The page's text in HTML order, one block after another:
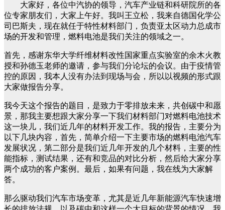
大家好，各位中汽协的领导，汽车产业链和科研院所的各
位专家朋友们，大家上午好。我叫王立松，我来自德国化学公
司巴斯夫，现在就任于特性材料部门，负责亚太区动力总成市
场的开发和管理，燃料电池是我们关注的领域之一。
首先，感谢东华大学纤维材料改性国家重点实验室的余木火教
授和孙德玉老师的邀请，参与我们分论坛的会议。由于疫情管
控的原因，我本人没有办法到现场与会，所以以视频的形式跟
大家做报告分享。
我今天这个报告的题目，是致力于零排放未来，共创碳中和愿
景，那我主要想跟大家分享一下我们材料部门对燃料电池技术
这一块儿，我们近几年的材料开发工作。我的报告，主要分为
以下几块内容，首先，简单介绍一下主要市场的燃料电池汽车
发展状况，第二部分是我们近几年开发的几个材料，主要的性
能指标，测试结果，还有和竞品的对比分析，然后给大家分享
两个成功的客户案例。最后，如果有问题，我在线为大家解
答。
那么驱动我们汽车市场变革，尤其是近几年新能源汽车快速增